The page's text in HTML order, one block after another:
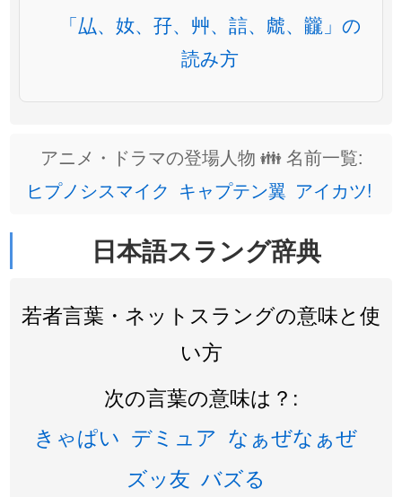
「厸、奻、孖、艸、誩、虤、龖」の
読み方
アニメ・ドラマの登場人物 👪 名前一覧:
ヒプノシスマイク キャプテン翼 アイカツ!
日本語スラング辞典
若者言葉・ネットスラングの意味と使
い方
次の言葉の意味は？:
きゃぱい デミュア なぁぜなぁぜ
ズッ友 バズる